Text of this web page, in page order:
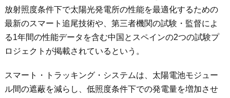
放射照度条件下で太陽光発電所の性能を最適化するための
最新のスマート追尾技術や、第三者機関の試験・監督によ
る1年間の性能データを含む中国とスペインの2つの試験プ
ロジェクトが掲載されているという。
スマート・トラッキング・システムは、太陽電池モジュー
ル間の遮蔽を減らし、低照度条件下での発電量を増加させ